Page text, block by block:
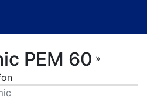
PEM 60 »